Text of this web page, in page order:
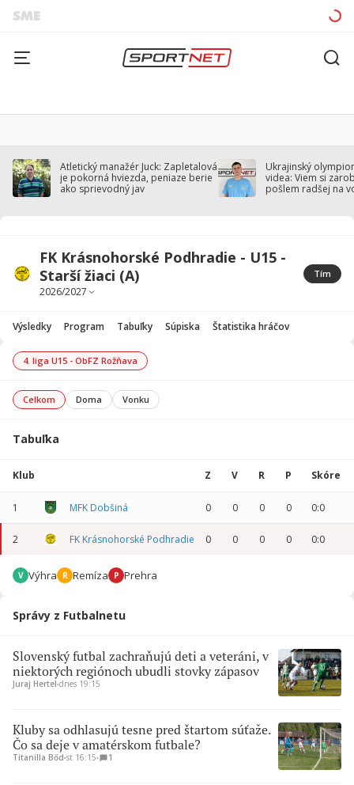
Atletický manažér Juck: Zapletalová
je pokorná hviezda, peniaze berie
ako sprievodný jav
Ukrajinský
videa: Viem si
pošlem radšej na
FK Krásnohorské Podhradie - U15 -
Starší žiaci (A)
Tím
Výsledky Program Tabuľky Súpiska Štatistika hráčov
4. liga U15 - ObFZ Rožňava
Celkom Doma Vonku
Tabuľka
Klub Z V R P Skóre
1 MFK Dobšiná 0 0 0 0 0:0
2 FK Krásnohorské Podhradie 0 0 0 0 0:0
V Výhra R Remíza P Prehra
Správy z Futbalnetu
Slovenský futbal zachraňujú deti a veteráni, v
niektorých regiónoch ubudli stovky zápasov
Juraj Hertel∙dnes 19:15
Kluby sa odhlasujú tesne pred štartom súťaže.
Čo sa deje v amatérskom futbale?
Titanilla Bőd∙st 16:15∙ 1